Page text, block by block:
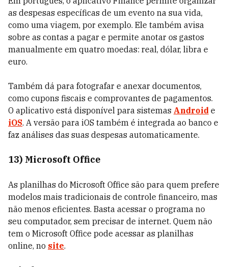
as despesas específicas de um evento na sua vida,
como uma viagem, por exemplo. Ele também avisa
sobre as contas a pagar e permite anotar os gastos
manualmente em quatro moedas: real, dólar, libra e
euro.
Também dá para fotografar e anexar documentos,
como cupons fiscais e comprovantes de pagamentos.
O aplicativo está disponível para sistemas Android e
iOS. A versão para iOS também é integrada ao banco e
faz análises das suas despesas automaticamente.
13) Microsoft Office
As planilhas do Microsoft Office são para quem prefere
modelos mais tradicionais de controle financeiro, mas
não menos eficientes. Basta acessar o programa no
seu computador, sem precisar de internet. Quem não
tem o Microsoft Office pode acessar as planilhas
online, no site.